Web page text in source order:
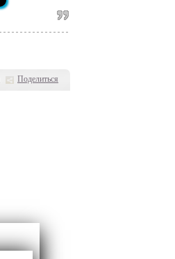
Поделиться